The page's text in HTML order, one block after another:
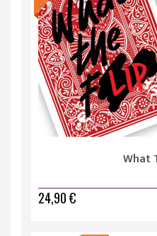
What
24,90 €